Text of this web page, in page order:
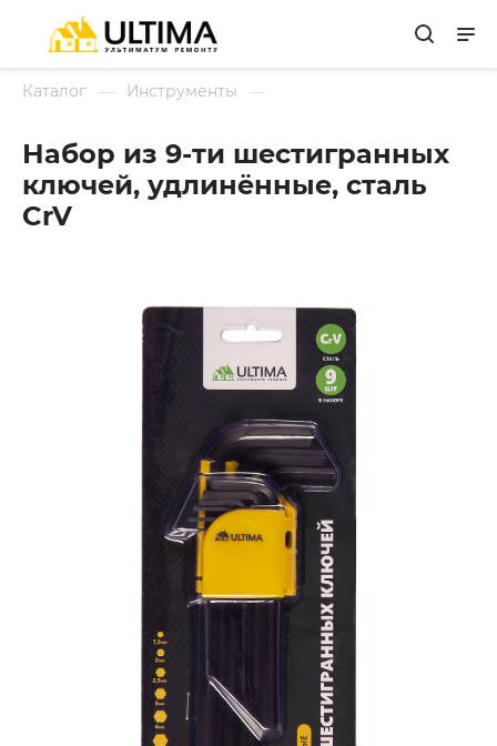
Каталог Инструменты
Набор из 9-ти шестигранных
ключей, удлинённые, сталь
CrV